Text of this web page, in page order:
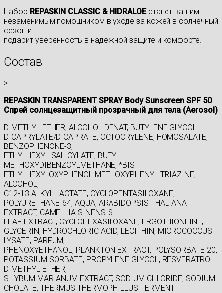
Набор REPASKIN CLASSIC & HIDRALOEстанет вашим
незаменимым помощником в уходе за кожей в солнечный
сезон и
подарит уверенность в надежной защите и комфорте.
Состав
>
REPASKIN TRANSPARENT SPRAY Body Sunscreen SPF 50
Спрей солнцезащитный прозрачный для тела (Aerosol)
DIMETHYL ETHER, ALCOHOL DENAT, BUTYLENE GLYCOL
DICAPRYLATE/DICAPRATE, OCTOCRYLENE, HOMOSALATE,
BENZOPHENONE-3,
ETHYLHEXYL SALICYLATE, BUTYL
METHOXYDIBENZOYLMETHANE, *BIS-
ETHYLHEXYLOXYPHENOL METHOXYPHENYL TRIAZINE,
ALCOHOL,
C12-13 ALKYL LACTATE, CYCLOPENTASILOXANE,
POLYURETHANE-64, AQUA, ARABIDOPSIS THALIANA
EXTRACT, CAMELLIA SINENSIS
LEAF EXTRACT, CYCLOHEXASILOXANE, ERGOTHIONEINE,
GLYCERIN, HYDROCHLORIC ACID, LECITHIN, MICROCOCCUS
LYSATE, PARFUM,
PHENOXYETHANOL, PLANKTON EXTRACT, POLYSORBATE 20,
POTASSIUM SORBATE, PROPYLENE GLYCOL, RESVERATROL
DIMETHYL ETHER,
SILYBUM MARIANUM EXTRACT, SODIUM CHLORIDE, SODIUM
CHOLATE, THERMUS THERMOPHILLUS FERMENT